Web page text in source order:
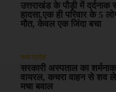
उत्तराखंड के पौड़ी में
हादसा,एक ही परिवार के 5
मौत, केवल एक जिंदा बचा
मध्य प्रदेश
सरकारी अस्पताल का शर्मनाक
वायरल, कचरा वाहन से शव
मचा बवाल